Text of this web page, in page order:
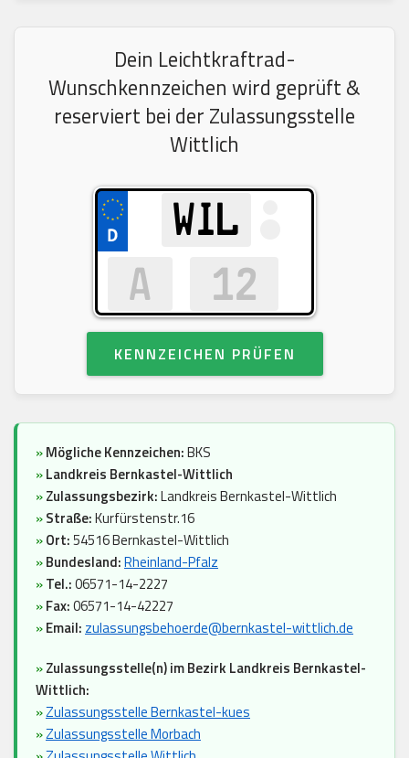
Dein Leichtkraftrad-
Wunschkennzeichen wird geprüft &
reserviert bei der Zulassungsstelle
Wittlich
KENNZEICHEN PRÜFEN
»Mögliche Kennzeichen:BKS
»Landkreis Bernkastel-Wittlich
»Zulassungsbezirk:Landkreis Bernkastel-Wittlich
»Straße:Kurfürstenstr.16
»Ort:54516 Bernkastel-Wittlich
»Bundesland:Rheinland-Pfalz
»Tel.:06571-14-2227
»Fax:06571-14-42227
»Email: zulassungsbehoerde@bernkastel-wittlich.de
»Zulassungsstelle(n) im Bezirk Landkreis Bernkastel-
Wittlich:
»Zulassungsstelle Bernkastel-kues
»Zulassungsstelle Morbach